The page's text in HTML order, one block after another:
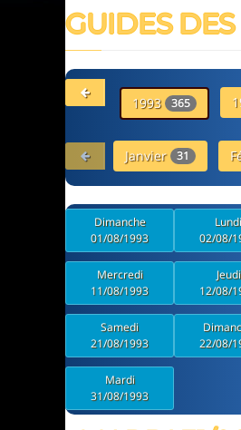
GUIDES
1993 365
Janvier 31
Dimanche
01/08/1993
Lundi
02/08/
Mercredi
11/08/1993
Jeudi
12/08/
Samedi
21/08/1993
22/08/
Mardi
31/08/1993